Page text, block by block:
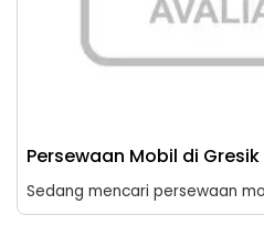
Persewaan Mobil di
Sedang mencari persewaan